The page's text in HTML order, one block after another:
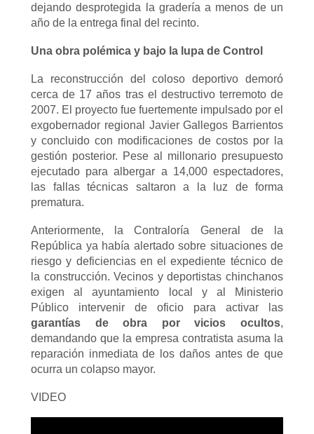
dejando desprotegida la gradería a menos de un
año de la entrega final del recinto.
Una obra polémica y bajo la lupa de Control
La reconstrucción del coloso deportivo demoró
cerca de 17 años tras el destructivo terremoto de
2007. El proyecto fue fuertemente impulsado por el
exgobernador regional Javier Gallegos Barrientos
y concluido con modificaciones de costos por la
gestión posterior. Pese al millonario presupuesto
ejecutado para albergar a 14,000 espectadores,
las fallas técnicas saltaron a la luz de forma
prematura.
Anteriormente, la Contraloría General de la
República ya había alertado sobre situaciones de
riesgo y deficiencias en el expediente técnico de
la construcción. Vecinos y deportistas chinchanos
exigen al ayuntamiento local y al Ministerio
Público intervenir de oficio para activar las
garantías de obra por vicios ocultos,
demandando que la empresa contratista asuma la
reparación inmediata de los daños antes de que
ocurra un colapso mayor.
VIDEO